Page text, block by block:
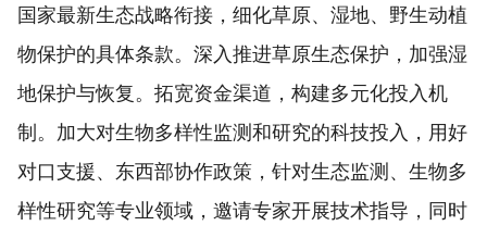
国家最新生态战略衔接，细化草原、湿地、野生动植
物保护的具体条款。深入推进草原生态保护，加强湿
地保护与恢复。拓宽资金渠道，构建多元化投入机
制。加大对生物多样性监测和研究的科技投入，用好
对口支援、东西部协作政策，针对生态监测、生物多
样性研究等专业领域，邀请专家开展技术指导，同时